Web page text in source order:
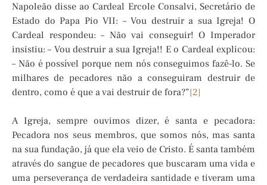
Napoleão disse ao Cardeal Ercole Consalvi, Secretário de
Estado do Papa Pio VII: – Vou destruir a sua Igreja! O
Cardeal respondeu: – Não vai conseguir! O Imperador
insistiu: – Vou destruir a sua Igreja!! E o Cardeal explicou:
– Não é possível porque nem nós conseguimos fazê-lo. Se
milhares de pecadores não a conseguiram destruir de
dentro, como é que a vai destruir de fora?”[2]
A Igreja, sempre ouvimos dizer, é santa e pecadora:
Pecadora nos seus membros, que somos nós, mas santa
na sua fundação, já que ela veio de Cristo. É santa também
através do sangue de pecadores que buscaram uma vida e
uma perseverança de verdadeira santidade e tiveram uma